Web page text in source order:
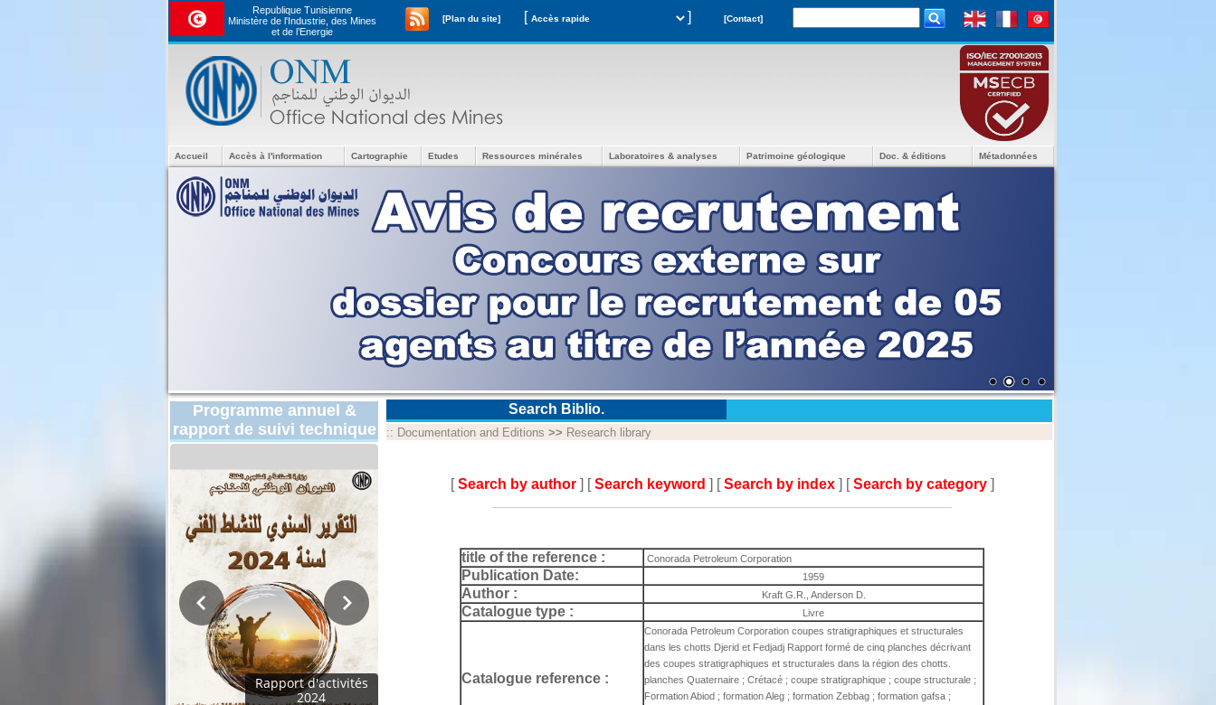
Republique Tunisienne
Ministère de l'Industrie, des Mines
et de l’Energie
[Plan du site] [ ] [Contact]
Accueil Accès à l'information Cartographie Etudes Ressources minérales Laboratoires & analyses Patrimoine géologique Doc. & éditions Métadonnées
Programme annuel &
rapport de suivi technique
Rapport d'activités
2024
Search Biblio.
:: Documentation and Editions >> Research library
[Search by author ] [Search keyword ] [Search by index ] [Search by category ]
title of the reference : Conorada Petroleum Corporation
Publication Date: 1959
Author : Kraft G.R., Anderson D.
Catalogue type : Livre
Catalogue reference :
Conorada Petroleum Corporation coupes stratigraphiques et structurales
dans les chotts Djerid et Fedjadj Rapport formé de cinq planches décrivant
des coupes stratigraphiques et structurales dans la région des chotts.
planches Quaternaire ; Crétacé ; coupe stratigraphique ; coupe structurale ;
Formation Abiod ; formation Aleg ; formation Zebbag ; formation gafsa ;